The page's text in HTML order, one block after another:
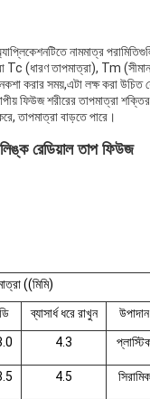
নামমাত্র
(ধারণ তাপমাত্রা), Tm
করার সময়,এটা লক্ষ করা উচিত
ফিউজ শরীরের তাপমাত্রা
তাপমাত্রা বাড়তে পারে।
রেডিয়াল তাপ ফিউজ
((মিমি)
ডি ব্যাসার্ধ ধরে রাখুন
উপাদান
4.3
4.5 সিরামিক